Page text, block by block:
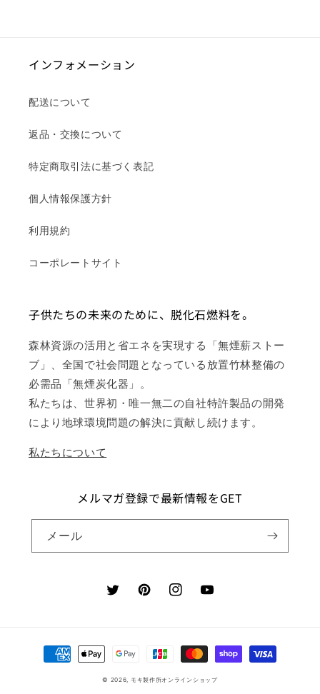
インフォメーション
配送について
返品・交換について
特定商取引法に基づく表記
個人情報保護方針
利用規約
コーポレートサイト
子供たちの未来のために、脱化石燃料を。
森林資源の活用と省エネを実現する「無煙薪ストー
ブ」、全国で社会問題となっている放置竹林整備の
必需品「無煙炭化器」。
私たちは、世界初・唯一無二の自社特許製品の開発
により地球環境問題の解決に貢献し続けます。
私たちについて
メルマガ登録で最新情報をGET
メール
TwitterPinterestInstagramYouTube
決
済
© 2026, モキ製作所オンラインショップ